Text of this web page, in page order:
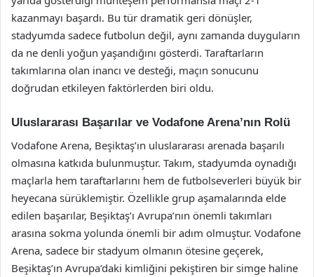
kazanmayı başardı. Bu tür dramatik geri dönüşler,
stadyumda sadece futbolun değil, aynı zamanda duyguların
da ne denli yoğun yaşandığını gösterdi. Taraftarların
takımlarına olan inancı ve desteği, maçın sonucunu
doğrudan etkileyen faktörlerden biri oldu.
Uluslararası Başarılar ve Vodafone Arena’nın Rolü
Vodafone Arena, Beşiktaş’ın uluslararası arenada başarılı
olmasına katkıda bulunmuştur. Takım, stadyumda oynadığı
maçlarla hem taraftarlarını hem de futbolseverleri büyük bir
heyecana sürüklemiştir. Özellikle grup aşamalarında elde
edilen başarılar, Beşiktaş’ı Avrupa’nın önemli takımları
arasına sokma yolunda önemli bir adım olmuştur. Vodafone
Arena, sadece bir stadyum olmanın ötesine geçerek,
Beşiktaş’ın Avrupa’daki kimliğini pekiştiren bir simge haline